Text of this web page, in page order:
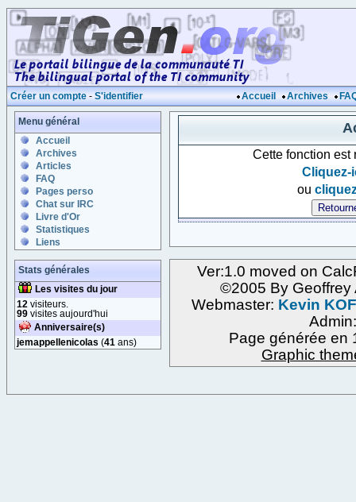
Créer un compte - S'identifier Accueil Archives
Menu général
Accueil
Archives
Articles
FAQ
Pages perso
Chat sur IRC
Livre d'Or
Statistiques
Liens
Stats générales
Les visites du jour
12 visiteurs.
99 visites aujourd'hui
Anniversaire(s)
jemappellenicolas (41 ans)
Cette fonction est
Cliquez-
ou
Ver:1.0 moved on
©2005 By Geoffrey
Webmaster: Kevin
Page générée en
Graphic